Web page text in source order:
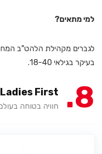
למי מתאים?
לגברים מקהילת הלהט"ב
בעיקר בגילאי 18-40.
8
Ladies First
חוויה בטוחה